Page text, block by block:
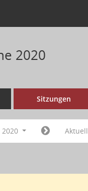
2020
Sitzungen
2020 Aktuell